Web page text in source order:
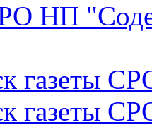
НП
газеты
газеты